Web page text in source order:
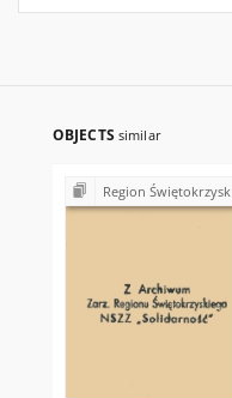
OBJECTS similar
Region Świętokrzyski NSZZ "Solidarność". Delegatura Ostrowiec Świętokrzyski (1980-1981)